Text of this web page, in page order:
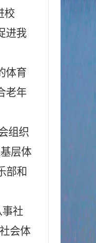
校
进我
体育
老年
组织
层体
部和
社
会体